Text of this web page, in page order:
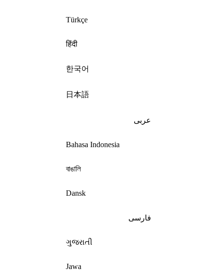
Türkçe
हिंदी
한국어
日本語
عربى
Bahasa Indonesia
বাঙালি
Dansk
فارسی
ગુજરાતી
Jawa